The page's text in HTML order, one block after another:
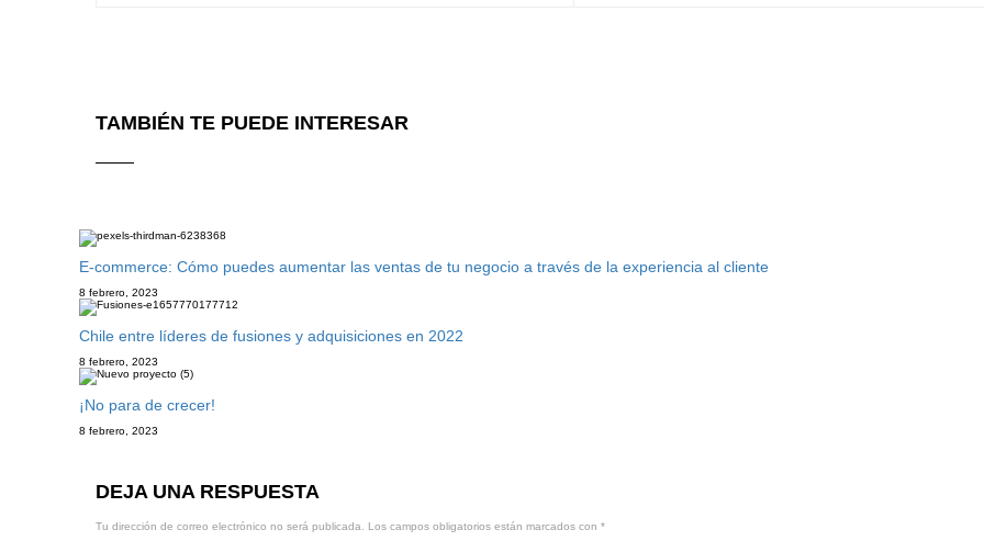
TAMBIÉN TE PUEDE INTERESAR
E-commerce: Cómo puedes aumentar las ventas de tu negocio a través de la experiencia al cliente
8 febrero, 2023
Chile entre líderes de fusiones y adquisiciones en 2022
8 febrero, 2023
¡No para de crecer!
8 febrero, 2023
DEJA UNA RESPUESTA
Tu dirección de correo electrónico no será publicada. Los campos obligatorios están marcados con *